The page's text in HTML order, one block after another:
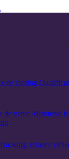
de closing
de vente Maintenir
relance